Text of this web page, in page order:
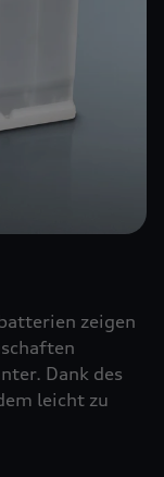
zeigen
Dank des
leicht zu